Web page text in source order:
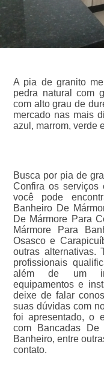
A pia de granito
pedra natural com
com alto grau de
mercado nas mais
azul, marrom, verde
Busca por pia de
Confira os serviços
você pode
Banheiro De
De Mármore Para
Mármore Para
Osasco e
outras alternativas.
profissionais
além de um
equipamentos e
deixe de falar
suas dúvidas com
foi apresentado, o
com Bancadas
Banheiro, entre
contato.